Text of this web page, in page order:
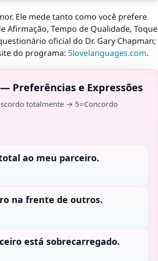
Ele mede tanto como você prefere
Tempo de Qualidade, Toque
oficial do Dr. Gary Chapman;
do programa: 5lovelanguages.com.
Preferências e Expressões
totalmente → 5=Concordo
ao meu parceiro.
na frente de outros.
está sobrecarregado.